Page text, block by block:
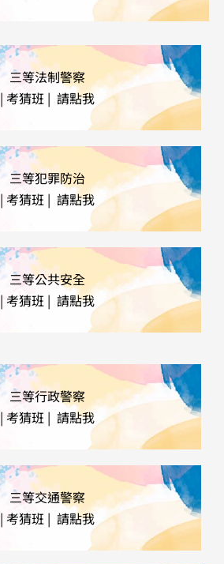
三等法制警察
| 考猜班 | 請點我
三等犯罪防治
| 考猜班 | 請點我
三等公共安全
| 考猜班 | 請點我
三等行政警察
| 考猜班 | 請點我
三等交通警察
| 考猜班 | 請點我